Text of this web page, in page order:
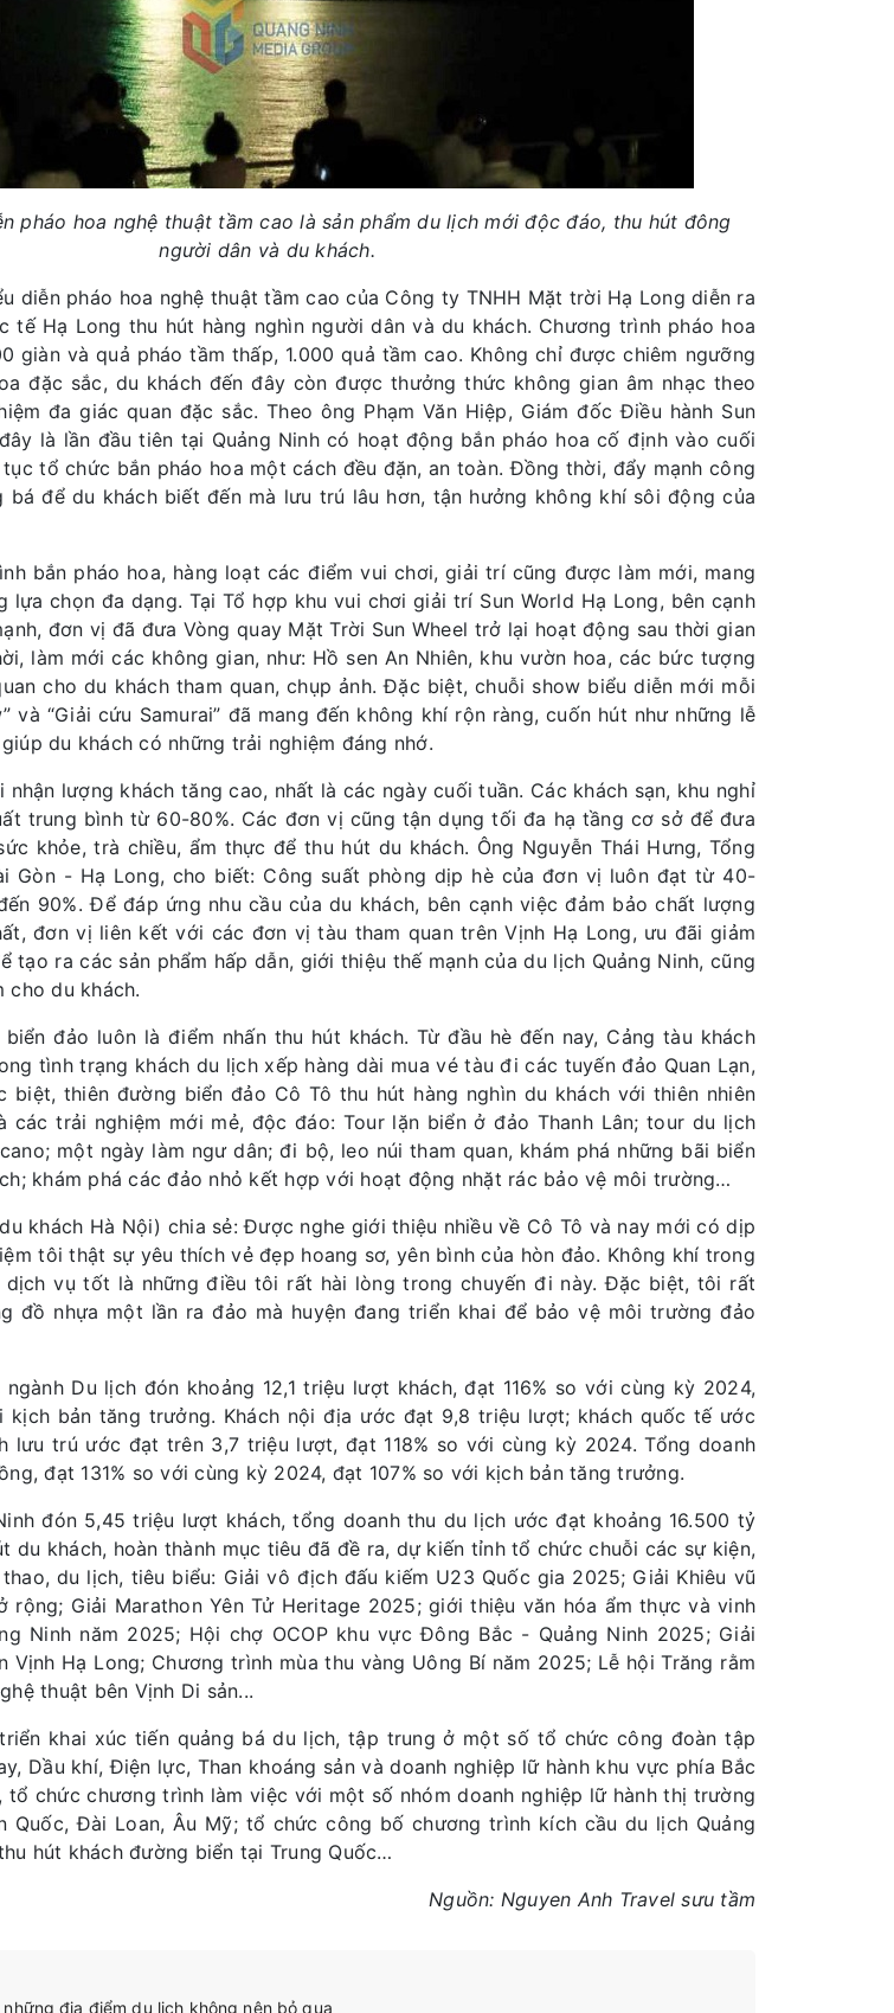
pháo hoa nghệ thuật tầm cao là sản phẩm du lịch mới độc đáo, thu hút đông
người dân và du khách.
diễn pháo hoa nghệ thuật tầm cao của Công ty TNHH Mặt trời Hạ Long diễn ra
tế Hạ Long thu hút hàng nghìn người dân và du khách. Chương trình pháo hoa
giàn và quả pháo tầm thấp, 1.000 quả tầm cao. Không chỉ được chiêm ngưỡng
đặc sắc, du khách đến đây còn được thưởng thức không gian âm nhạc theo
đa giác quan đặc sắc. Theo ông Phạm Văn Hiệp, Giám đốc Điều hành Sun
là lần đầu tiên tại Quảng Ninh có hoạt động bắn pháo hoa cố định vào cuối
tổ chức bắn pháo hoa một cách đều đặn, an toàn. Đồng thời, đẩy mạnh công
bá để du khách biết đến mà lưu trú lâu hơn, tận hưởng không khí sôi động của
bắn pháo hoa, hàng loạt các điểm vui chơi, giải trí cũng được làm mới, mang
lựa chọn đa dạng. Tại Tổ hợp khu vui chơi giải trí Sun World Hạ Long, bên cạnh
đơn vị đã đưa Vòng quay Mặt Trời Sun Wheel trở lại hoạt động sau thời gian
làm mới các không gian, như: Hồ sen An Nhiên, khu vườn hoa, các bức tượng
cho du khách tham quan, chụp ảnh. Đặc biệt, chuỗi show biểu diễn mới mỗi
và “Giải cứu Samurai” đã mang đến không khí rộn ràng, cuốn hút như những lễ
du khách có những trải nghiệm đáng nhớ.
lượng khách tăng cao, nhất là các ngày cuối tuần. Các khách sạn, khu nghỉ
trung bình từ 60-80%. Các đơn vị cũng tận dụng tối đa hạ tầng cơ sở để đưa
khỏe, trà chiều, ẩm thực để thu hút du khách. Ông Nguyễn Thái Hưng, Tổng
Gòn - Hạ Long, cho biết: Công suất phòng dịp hè của đơn vị luôn đạt từ 40-
90%. Để đáp ứng nhu cầu của du khách, bên cạnh việc đảm bảo chất lượng
đơn vị liên kết với các đơn vị tàu tham quan trên Vịnh Hạ Long, ưu đãi giảm
tạo ra các sản phẩm hấp dẫn, giới thiệu thế mạnh của du lịch Quảng Ninh, cũng
cho du khách.
đảo luôn là điểm nhấn thu hút khách. Từ đầu hè đến nay, Cảng tàu khách
tình trạng khách du lịch xếp hàng dài mua vé tàu đi các tuyến đảo Quan Lạn,
biệt, thiên đường biển đảo Cô Tô thu hút hàng nghìn du khách với thiên nhiên
các trải nghiệm mới mẻ, độc đáo: Tour lặn biển ở đảo Thanh Lân; tour du lịch
một ngày làm ngư dân; đi bộ, leo núi tham quan, khám phá những bãi biển
khám phá các đảo nhỏ kết hợp với hoạt động nhặt rác bảo vệ môi trường…
khách Hà Nội) chia sẻ: Được nghe giới thiệu nhiều về Cô Tô và nay mới có dịp
tôi thật sự yêu thích vẻ đẹp hoang sơ, yên bình của hòn đảo. Không khí trong
dịch vụ tốt là những điều tôi rất hài lòng trong chuyến đi này. Đặc biệt, tôi rất
đồ nhựa một lần ra đảo mà huyện đang triển khai để bảo vệ môi trường đảo
Du lịch đón khoảng 12,1 triệu lượt khách, đạt 116% so với cùng kỳ 2024,
kịch bản tăng trưởng. Khách nội địa ước đạt 9,8 triệu lượt; khách quốc tế ước
lưu trú ước đạt trên 3,7 triệu lượt, đạt 118% so với cùng kỳ 2024. Tổng doanh
đạt 131% so với cùng kỳ 2024, đạt 107% so với kịch bản tăng trưởng.
đón 5,45 triệu lượt khách, tổng doanh thu du lịch ước đạt khoảng 16.500 tỷ
du khách, hoàn thành mục tiêu đã đề ra, dự kiến tỉnh tổ chức chuỗi các sự kiện,
du lịch, tiêu biểu: Giải vô địch đấu kiếm U23 Quốc gia 2025; Giải Khiêu vũ
rộng; Giải Marathon Yên Tử Heritage 2025; giới thiệu văn hóa ẩm thực và vinh
Ninh năm 2025; Hội chợ OCOP khu vực Đông Bắc - Quảng Ninh 2025; Giải
Vịnh Hạ Long; Chương trình mùa thu vàng Uông Bí năm 2025; Lễ hội Trăng rằm
thuật bên Vịnh Di sản...
khai xúc tiến quảng bá du lịch, tập trung ở một số tổ chức công đoàn tập
Dầu khí, Điện lực, Than khoáng sản và doanh nghiệp lữ hành khu vực phía Bắc
tổ chức chương trình làm việc với một số nhóm doanh nghiệp lữ hành thị trường
Quốc, Đài Loan, Âu Mỹ; tổ chức công bố chương trình kích cầu du lịch Quảng
hút khách đường biển tại Trung Quốc…
Nguồn: Nguyen Anh Travel sưu tầm
địa điểm du lịch không nên bỏ qua